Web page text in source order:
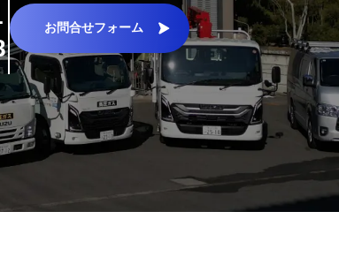
お問合せフォーム